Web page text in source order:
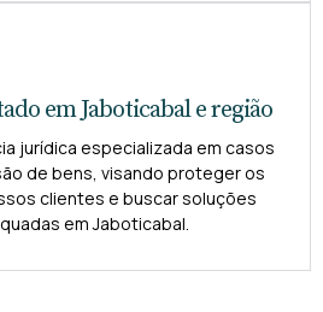
em Jaboticabal e região
jurídica especializada em casos
de bens, visando proteger os
clientes e buscar soluções
em Jaboticabal.